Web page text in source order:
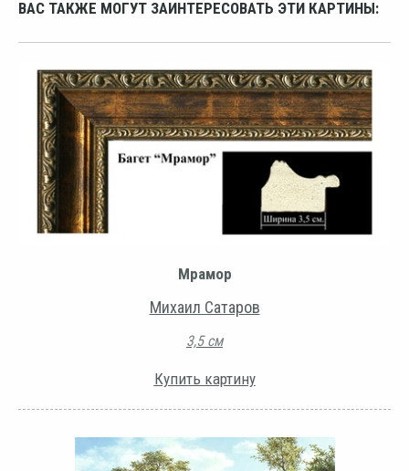
ВАС ТАКЖЕ МОГУТ ЗАИНТЕРЕСОВАТЬ ЭТИ КАРТИНЫ:
Мрамор
Михаил Сатаров
3,5 см
Купить картину